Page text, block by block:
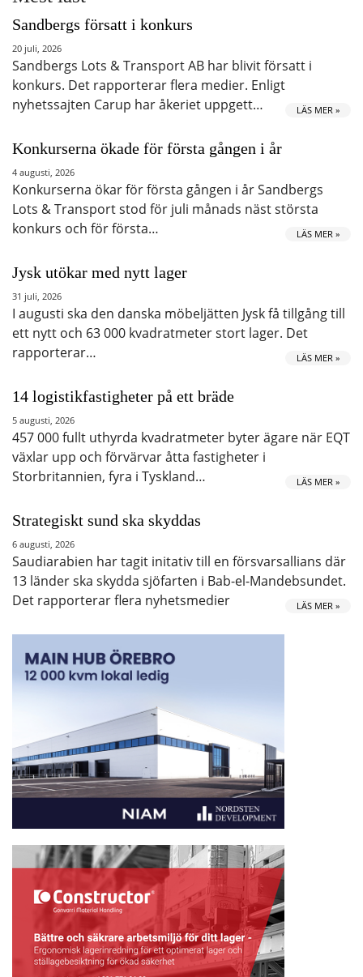
Sandbergs försatt i konkurs
20 juli, 2026
Sandbergs Lots & Transport AB har blivit försatt i
konkurs. Det rapporterar flera medier. Enligt
nyhetssajten Carup har åkeriet uppgett…
LÄS MER »
Konkurserna ökade för första gången i år
4 augusti, 2026
Konkurserna ökar för första gången i år Sandbergs
Lots & Transport stod för juli månads näst största
konkurs och för första…
LÄS MER »
Jysk utökar med nytt lager
31 juli, 2026
I augusti ska den danska möbeljätten Jysk få tillgång till
ett nytt och 63 000 kvadratmeter stort lager. Det
rapporterar…
LÄS MER »
14 logistikfastigheter på ett bräde
5 augusti, 2026
457 000 fullt uthyrda kvadratmeter byter ägare när EQT
växlar upp och förvärvar åtta fastigheter i
Storbritannien, fyra i Tyskland…
LÄS MER »
Strategiskt sund ska skyddas
6 augusti, 2026
Saudiarabien har tagit initativ till en försvarsallians där
13 länder ska skydda sjöfarten i Bab-el-Mandebsundet.
Det rapporterar flera nyhetsmedier
LÄS MER »